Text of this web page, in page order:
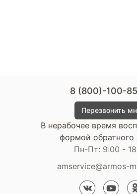
8 (800)-100-
Перезвонить
В нерабочее время
формой обратного
Пн-Пт: 9:00 -
amservice@armos-